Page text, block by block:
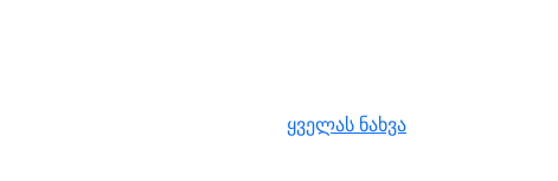
ყველას ნახვა